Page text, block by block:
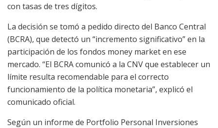
con tasas de tres dígitos.
La decisión se tomó a pedido directo del Banco Central
(BCRA), que detectó un “incremento significativo” en la
participación de los fondos money market en ese
mercado. “El BCRA comunicó a la CNV que establecer un
límite resulta recomendable para el correcto
funcionamiento de la política monetaria”, explicó el
comunicado oficial.
Según un informe de Portfolio Personal Inversiones